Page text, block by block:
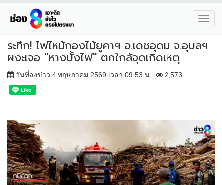
ระทึก! ไฟไหม้กองไม้ยูคาฯ อ.เดชอุดม จ.อุบลฯ
ผงะเจอ "หางบั้งไฟ" ตกใกล้จุดเกิดเหตุ
วันที่ลงข่าว 4 พฤษภาคม 2569 เวลา 09:53 น. 2,573